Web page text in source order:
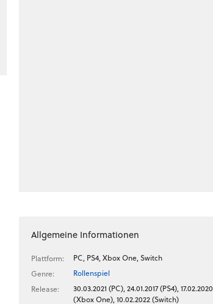
Allgemeine Informationen
Plattform:
PC, PS4, Xbox One, Switch
Genre:
Rollenspiel
Release:
30.03.2021 (PC), 24.01.2017 (PS4), 17.02.2020
(Xbox One), 10.02.2022 (Switch)